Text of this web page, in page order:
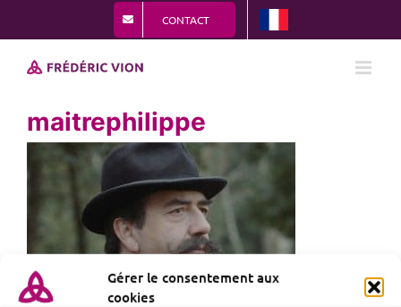
Gérer le consentement aux
cookies
au
contenu
CONTACT
maitrephilippe